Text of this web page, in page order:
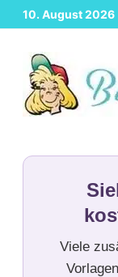
Zurück
zum
Inhalt
10. August 2026
Viele